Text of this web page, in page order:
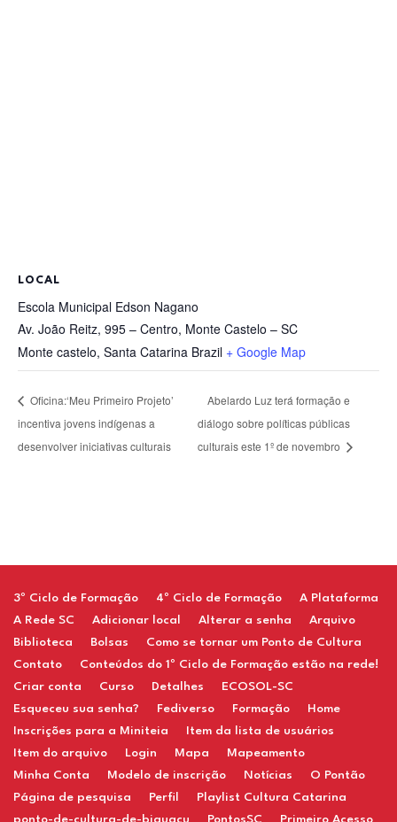
LOCAL
Escola Municipal Edson Nagano
Av. João Reitz, 995 – Centro, Monte Castelo – SC
Monte castelo, Santa Catarina Brazil + Google Map
Oficina:‘Meu Primeiro Projeto’
incentiva jovens indígenas a
desenvolver iniciativas culturais
Abelardo Luz terá formação e
diálogo sobre políticas públicas
culturais este 1º de novembro
3º Ciclo de Formação 4º Ciclo de Formação
A Plataforma
A Rede SC
Adicionar local Alterar a senha
Arquivo
Biblioteca
Bolsas
Como se tornar um Ponto de Cultura
Contato
Conteúdos do 1º Ciclo de Formação estão na rede!
Criar conta
Curso Detalhes
ECOSOL-SC
Esqueceu sua senha?
Fediverso Formação
Home
Inscrições para a Miniteia
Item da lista de usuários
Item do arquivo
Login Mapa
Mapeamento
Minha Conta
Modelo de inscrição Notícias
O Pontão
Página de pesquisa
Perfil
Playlist Cultura Catarina
ponto-de-cultura-de-biguacu
PontosSC Primeiro Acesso